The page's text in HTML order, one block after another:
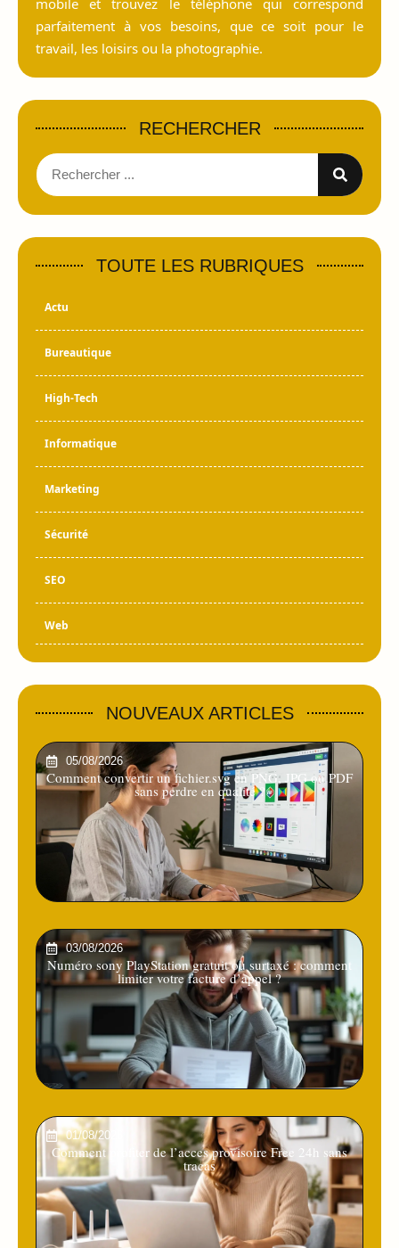
parfaitement à vos besoins, que ce soit pour le
travail, les loisirs ou la photographie.
RECHERCHER
TOUTE LES RUBRIQUES
Actu
Bureautique
High-Tech
Informatique
Marketing
Sécurité
SEO
Web
NOUVEAUX ARTICLES
05/08/2026
Comment convertir un fichier.svg en PNG, JPG ou PDF
sans perdre en qualité ?
03/08/2026
Numéro sony PlayStation gratuit ou surtaxé : comment
limiter votre facture d’appel ?
01/08/2026
Comment profiter de l’acces provisoire Free 24h sans
tracas